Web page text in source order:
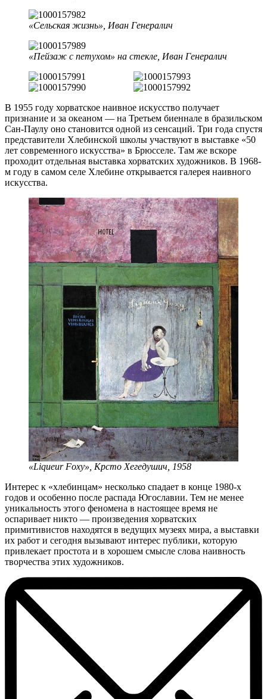
«Сельская жизнь», Иван Генералич
«Пейзаж с петухом» на стекле, Иван Генералич
В 1955 году хорватское наивное искусство получает
признание и за океаном — на Третьем биеннале в бразильском
Сан-Паулу оно становится одной из сенсаций. Три года спустя
представители Хлебинской школы участвуют в выставке «50
лет современного искусства» в Брюсселе. Там же вскоре
проходит отдельная выставка хорватских художников. В 1968-
м году в самом селе Хлебине открывается галерея наивного
искусства.
«Liqueur Foxy», Крсто Хегедушич, 1958
Интерес к «хлебинцам» несколько спадает в конце 1980-х
годов и особенно после распада Югославии. Тем не менее
уникальность этого феномена в настоящее время не
оспаривает никто — произведения хорватских
примитивистов находятся в ведущих музеях мира, а выставки
их работ и сегодня вызывают интерес публики, которую
привлекает простота и в хорошем смысле слова наивность
творчества этих художников.